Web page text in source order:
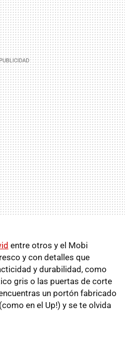
entre otros y el Mobi
y con detalles que
y durabilidad, como
gris o las puertas de corte
un portón fabricado
en el Up!) y se te olvida